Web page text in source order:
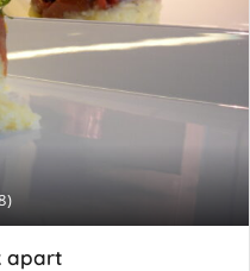
apart